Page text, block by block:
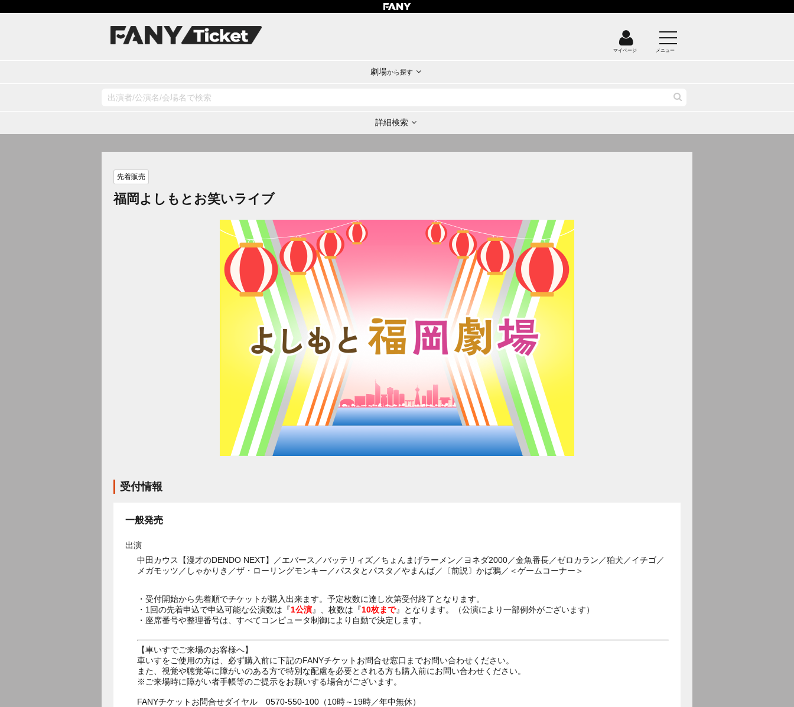
マイページ メニュー
劇場から探す
詳細検索
先着販売
福岡よしもとお笑いライブ
受付情報
一般発売
出演
中田カウス【漫才のDENDO NEXT】／エバース／バッテリィズ／ちょんまげラーメン／ヨネダ2000／金魚番長／ゼロカラン／狛犬／イチゴ／
メガモッツ／しゃかりき／ザ・ローリングモンキー／パスタとパスタ／やまんば／〔前説〕かば鴉／＜ゲームコーナー＞
・受付開始から先着順でチケットが購入出来ます。予定枚数に達し次第受付終了となります。
・1回の先着申込で申込可能な公演数は『1公演』、枚数は『10枚まで』となります。（公演により一部例外がございます）
・座席番号や整理番号は、すべてコンピュータ制御により自動で決定します。
【車いすでご来場のお客様へ】
車いすをご使用の方は、必ず購入前に下記のFANYチケットお問合せ窓口までお問い合わせください。
また、視覚や聴覚等に障がいのある方で特別な配慮を必要とされる方も購入前にお問い合わせください。
※ご来場時に障がい者手帳等のご提示をお願いする場合がございます。
FANYチケットお問合せダイヤル 0570-550-100（10時～19時／年中無休）